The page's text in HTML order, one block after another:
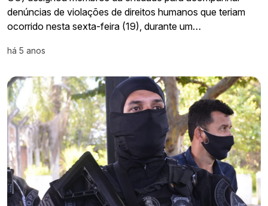
denúncias de violações de direitos humanos que teriam
ocorrido nesta sexta-feira (19), durante um…
há 5 anos